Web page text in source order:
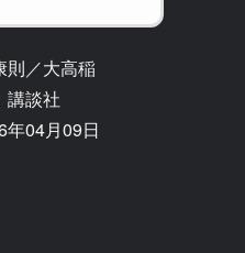
則／大高稲
講談社
年04月09日